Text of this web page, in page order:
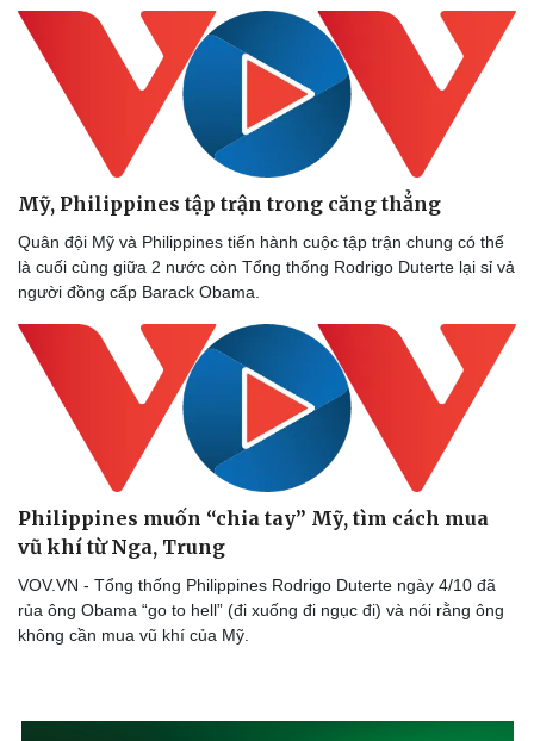
Thể thao
Bóng đá
Thế giới thể thao
eSports
Hậu trường
Ô tô - Xe máy
Tư vấn
Mỹ, Philippines tập trận trong căng thẳng
Quân đội Mỹ và Philippines tiến hành cuộc tập trận chung có thể
là cuối cùng giữa 2 nước còn Tổng thống Rodrigo Duterte lại sỉ vả
người đồng cấp Barack Obama.
Philippines muốn “chia tay” Mỹ, tìm cách mua
vũ khí từ Nga, Trung
VOV.VN - Tổng thống Philippines Rodrigo Duterte ngày 4/10 đã
rủa ông Obama “go to hell” (đi xuống đi ngục đi) và nói rằng ông
không cần mua vũ khí của Mỹ.